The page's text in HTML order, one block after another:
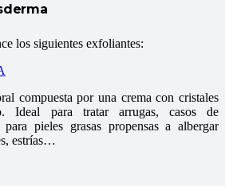
los siguientes exfoliantes:
compuesta por una crema con cristales
Ideal para tratar arrugas, casos de
para pieles grasas propensas a albergar
estrías…